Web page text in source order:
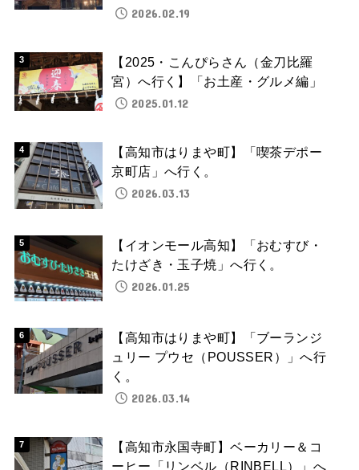
2026.02.19
【2025・こんぴらさん（金刀比羅
宮）へ行く】「お土産・グルメ編」
2025.01.12
【高知市はりまや町】「喫茶デポー
京町店」へ行く。
2026.03.13
【イオンモール高知】「おむすび・
たけざき・玉子焼」へ行く。
2026.01.25
【高知市はりまや町】「ブーランジ
ュリー プウセ（POUSSER）」へ行
く。
2026.03.14
【高知市永国寺町】ベーカリー＆コ
ーヒー「リンベル（RINBELL）」へ